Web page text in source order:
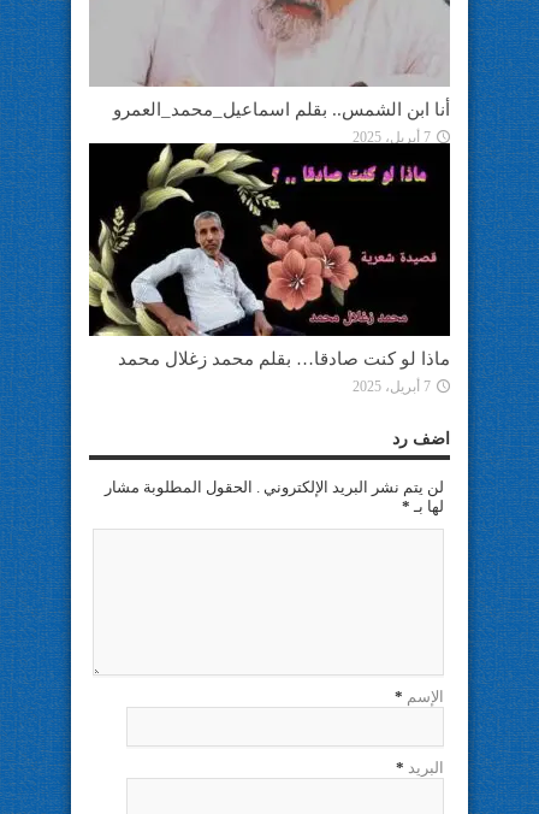
أنا ابن الشمس.. بقلم اسماعيل_محمد_العمرو
7 أبريل، 2025
ماذا لو كنت صادقا… بقلم محمد زغلال محمد
7 أبريل، 2025
اضف رد
لن يتم نشر البريد الإلكتروني . الحقول المطلوبة مشار
لها بـ *
الإسم *
البريد *